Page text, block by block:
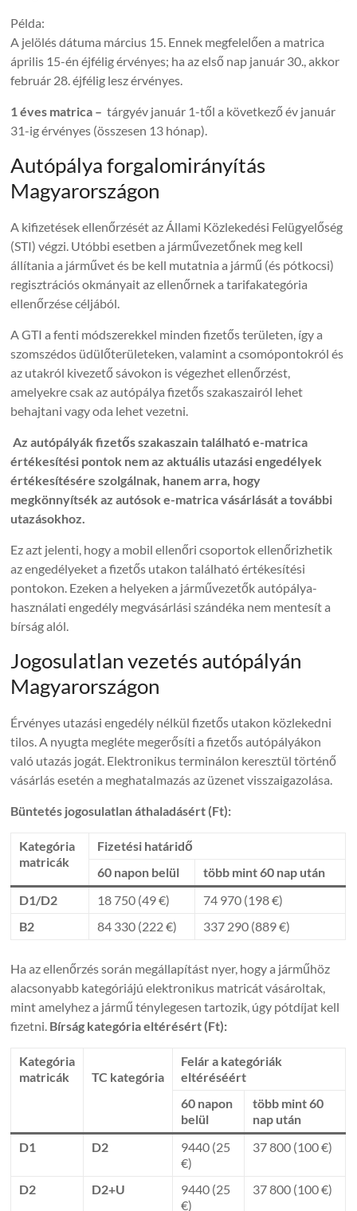
Példa:
A jelölés dátuma március 15. Ennek megfelelően a matrica
április 15-én éjfélig érvényes; ha az első nap január 30., akkor
február 28. éjfélig lesz érvényes.
1 éves matrica – tárgyév január 1-től a következő év január
31-ig érvényes (összesen 13 hónap).
Autópálya forgalomirányítás
Magyarországon
A kifizetések ellenőrzését az Állami Közlekedési Felügyelőség
(STI) végzi. Utóbbi esetben a járművezetőnek meg kell
állítania a járművet és be kell mutatnia a jármű (és pótkocsi)
regisztrációs okmányait az ellenőrnek a tarifakategória
ellenőrzése céljából.
A GTI a fenti módszerekkel minden fizetős területen, így a
szomszédos üdülőterületeken, valamint a csomópontokról és
az utakról kivezető sávokon is végezhet ellenőrzést,
amelyekre csak az autópálya fizetős szakaszairól lehet
behajtani vagy oda lehet vezetni.
Az autópályák fizetős szakaszain található e-matrica
értékesítési pontok nem az aktuális utazási engedélyek
értékesítésére szolgálnak, hanem arra, hogy
megkönnyítsék az autósok e-matrica vásárlását a további
utazásokhoz.
Ez azt jelenti, hogy a mobil ellenőri csoportok ellenőrizhetik
az engedélyeket a fizetős utakon található értékesítési
pontokon. Ezeken a helyeken a járművezetők autópálya-
használati engedély megvásárlási szándéka nem mentesít a
bírság alól.
Jogosulatlan vezetés autópályán
Magyarországon
Érvényes utazási engedély nélkül fizetős utakon közlekedni
tilos. A nyugta megléte megerősíti a fizetős autópályákon
való utazás jogát. Elektronikus terminálon keresztül történő
vásárlás esetén a meghatalmazás az üzenet visszaigazolása.
Büntetés jogosulatlan áthaladásért (Ft):
Kategória
matricák
Fizetési határidő
60 napon belül
több mint 60 nap után
D1/D2
18 750 (49 €)
74 970 (198 €)
B2
84 330 (222 €) 337 290 (889 €)
Ha az ellenőrzés során megállapítást nyer, hogy a járműhöz
alacsonyabb kategóriájú elektronikus matricát vásároltak,
mint amelyhez a jármű ténylegesen tartozik, úgy pótdíjat kell
fizetni. Bírság kategória eltérésért (Ft):
Kategória
matricák
TC kategória
Felár a kategóriák
eltéréséért
60 napon
belül
több mint 60
nap után
D1
D2
9440 (25
€)
37 800 (100 €)
D2 D2+U
9440 (25
€)
37 800 (100 €)